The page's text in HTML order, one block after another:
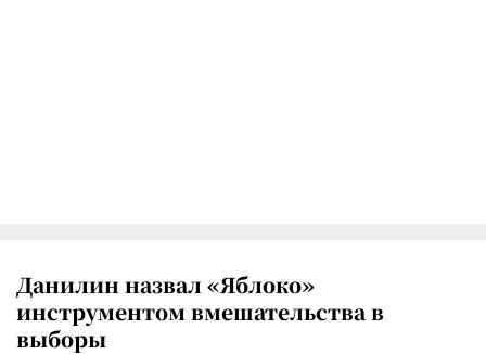
Данилин назвал «Яблоко»
инструментом вмешательства в
выборы